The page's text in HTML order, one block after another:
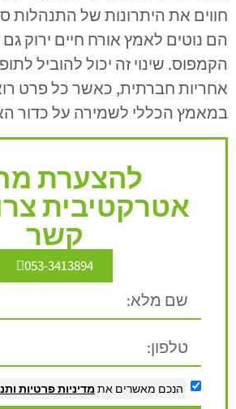
חווים את היתרונות של התנהלות
הם נוטים לאמץ אורח חיים ירוק
הקמפוס. שינוי זה יכול להוביל
אחריות חברתית, כאשר כל פרט
במאמץ הכללי לשמירה על כדור
להצערת
אטרקטיבית
קשר
053-3413894
הנכם מאשרים את מדיניות פרטיות